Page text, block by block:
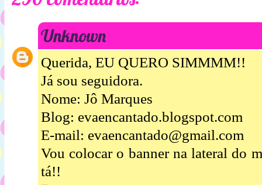
Unknown
Querida, EU QUERO SIMMMM!!
Já sou seguidora.
Nome: Jô Marques
Blog: evaencantado.blogspot.com
E-mail: evaencantado@gmail.com
Vou colocar o banner na lateral do
tá!!